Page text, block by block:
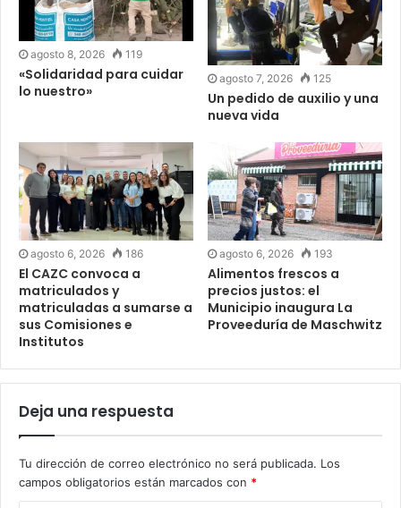
agosto 8, 2026 119
«Solidaridad para cuidar
lo nuestro»
agosto 7, 2026 125
Un pedido de auxilio y una
nueva vida
agosto 6, 2026 186
El CAZC convoca a
matriculados y
matriculadas a sumarse a
sus Comisiones e
Institutos
agosto 6, 2026 193
Alimentos frescos a
precios justos: el
Municipio inaugura La
Proveeduría de Maschwitz
Deja una respuesta
Tu dirección de correo electrónico no será publicada. Los
campos obligatorios están marcados con *